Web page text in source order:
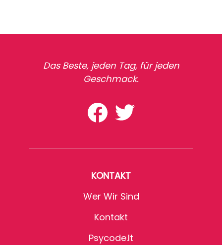
Das Beste, jeden Tag, für jeden
Geschmack.
KONTAKT
Wer Wir Sind
Kontakt
Psycode.it